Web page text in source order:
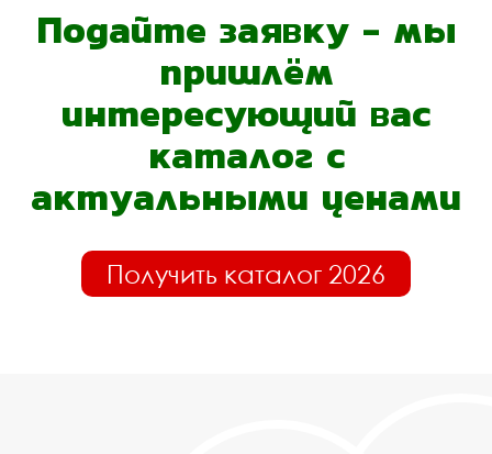
Подайте заявку - мы
пришлём
интересующий вас
каталог с
актуальными ценами
Получить каталог 2026